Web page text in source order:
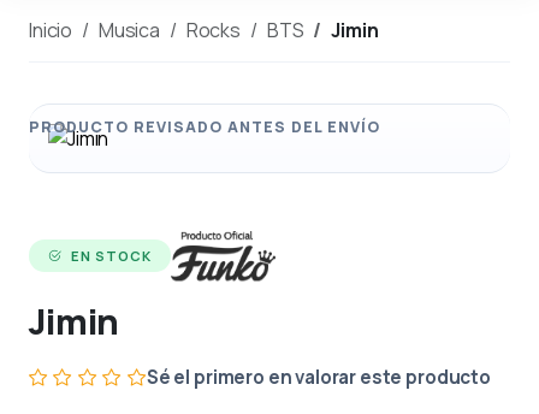
Inicio Musica Rocks BTS Jimin
EN STOCK
Jimin
Sé el primero en valorar este producto